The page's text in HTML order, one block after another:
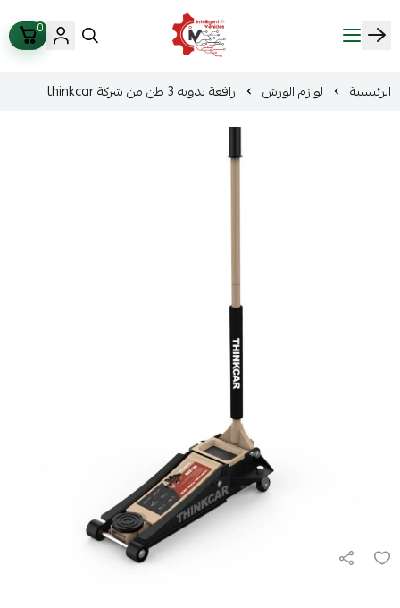
ذكاء المركبات Intelligent Vehicles
0
الرئيسية لوازم الورش رافعة يدويه 3 طن من شركة thinkcar